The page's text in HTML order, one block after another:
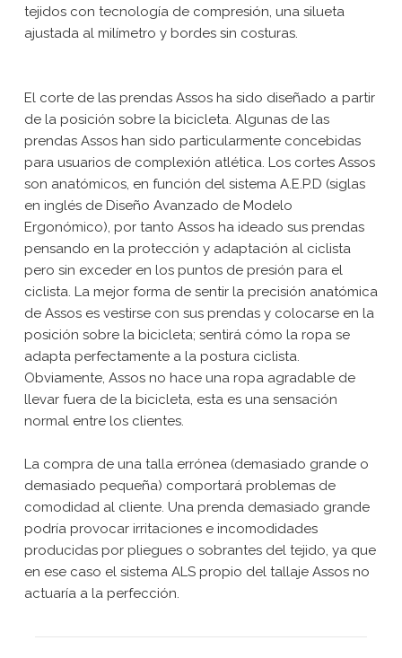
tejidos con tecnología de compresión, una silueta
ajustada al milímetro y bordes sin costuras.
El corte de las prendas Assos ha sido diseñado a partir
de la posición sobre la bicicleta. Algunas de las
prendas Assos han sido particularmente concebidas
para usuarios de complexión atlética. Los cortes Assos
son anatómicos, en función del sistema A.E.P.D (siglas
en inglés de Diseño Avanzado de Modelo
Ergonómico), por tanto Assos ha ideado sus prendas
pensando en la protección y adaptación al ciclista
pero sin exceder en los puntos de presión para el
ciclista. La mejor forma de sentir la precisión anatómica
de Assos es vestirse con sus prendas y colocarse en la
posición sobre la bicicleta; sentirá cómo la ropa se
adapta perfectamente a la postura ciclista.
Obviamente, Assos no hace una ropa agradable de
llevar fuera de la bicicleta, esta es una sensación
normal entre los clientes.
La compra de una talla errónea (demasiado grande o
demasiado pequeña) comportará problemas de
comodidad al cliente. Una prenda demasiado grande
podría provocar irritaciones e incomodidades
producidas por pliegues o sobrantes del tejido, ya que
en ese caso el sistema ALS propio del tallaje Assos no
actuaría a la perfección.